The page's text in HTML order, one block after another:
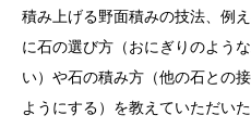
積み上げる野面積みの技法、例
に石の選び方（おにぎりのよう
い）や石の積み方（他の石との
ようにする）を教えていただいた